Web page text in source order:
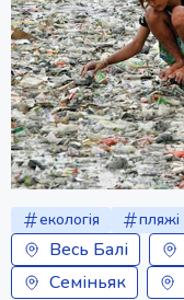
екологія пляжі
Весь Балі
Семіньяк